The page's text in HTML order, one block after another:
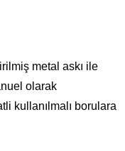
metal askı ile
olarak
kullanılmalı borulara